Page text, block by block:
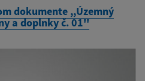
dokumente ,,Územný
a doplnky č. 01''